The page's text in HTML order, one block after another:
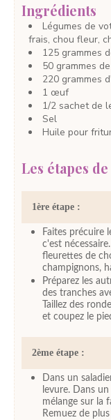
Ingrédients
Légumes de
frais, chou fleur,
125 grammes
50 grammes
220 grammes
1 œuf
1/2 sachet de
Sel
Huile pour
Les étapes
1ère étape :
Faites précuire
c'est
fleurettes de
champignons,
Préparez les
des tranches
Taillez des
et coupez le
2ème étape :
Dans un
levure. Dans
mélange sur la
Remuez de